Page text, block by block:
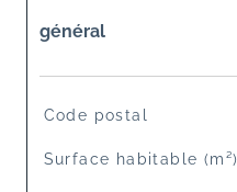
général
TRAD_SIROCCO_Caracteristique
Code postal
Surface habitable (m²)